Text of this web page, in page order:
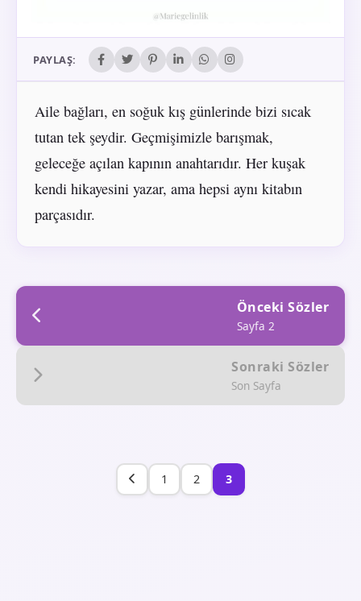
PAYLAŞ:
Aile bağları, en soğuk kış günlerinde bizi sıcak
tutan tek şeydir. Geçmişimizle barışmak,
geleceğe açılan kapının anahtarıdır. Her kuşak
kendi hikayesini yazar, ama hepsi aynı kitabın
parçasıdır.
Önceki Sözler
Sayfa 2
Sonraki Sözler
Son Sayfa
1 2 3